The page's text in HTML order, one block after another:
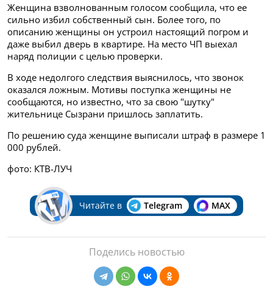
Женщина взволнованным голосом сообщила, что ее
сильно избил собственный сын. Более того, по
описанию женщины он устроил настоящий погром и
даже выбил дверь в квартире. На место ЧП выехал
наряд полиции с целью проверки.
В ходе недолгого следствия выяснилось, что звонок
оказался ложным. Мотивы поступка женщины не
сообщаются, но известно, что за свою "шутку"
жительнице Сызрани пришлось заплатить.
По решению суда женщине выписали штраф в размере 1
000 рублей.
фото: КТВ-ЛУЧ
Читайте в Telegram MAX
Поделись новостью